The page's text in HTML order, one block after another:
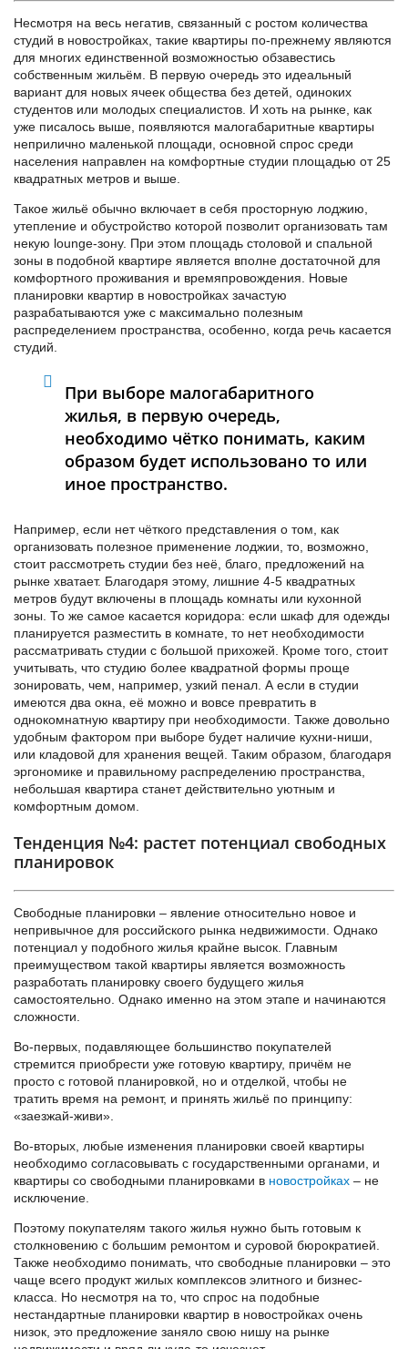
Несмотря на весь негатив, связанный с ростом количества
студий в новостройках, такие квартиры по-прежнему являются
для многих единственной возможностью обзавестись
собственным жильём. В первую очередь это идеальный
вариант для новых ячеек общества без детей, одиноких
студентов или молодых специалистов. И хоть на рынке, как
уже писалось выше, появляются малогабаритные квартиры
неприлично маленькой площади, основной спрос среди
населения направлен на комфортные студии площадью от 25
квадратных метров и выше.
Такое жильё обычно включает в себя просторную лоджию,
утепление и обустройство которой позволит организовать там
некую lounge-зону. При этом площадь столовой и спальной
зоны в подобной квартире является вполне достаточной для
комфортного проживания и времяпровождения. Новые
планировки квартир в новостройках зачастую
разрабатываются уже с максимально полезным
распределением пространства, особенно, когда речь касается
студий.
При выборе малогабаритного
жилья, в первую очередь,
необходимо чётко понимать, каким
образом будет использовано то или
иное пространство.
Например, если нет чёткого представления о том, как
организовать полезное применение лоджии, то, возможно,
стоит рассмотреть студии без неё, благо, предложений на
рынке хватает. Благодаря этому, лишние 4-5 квадратных
метров будут включены в площадь комнаты или кухонной
зоны. То же самое касается коридора: если шкаф для одежды
планируется разместить в комнате, то нет необходимости
рассматривать студии с большой прихожей. Кроме того, стоит
учитывать, что студию более квадратной формы проще
зонировать, чем, например, узкий пенал. А если в студии
имеются два окна, её можно и вовсе превратить в
однокомнатную квартиру при необходимости. Также довольно
удобным фактором при выборе будет наличие кухни-ниши,
или кладовой для хранения вещей. Таким образом, благодаря
эргономике и правильному распределению пространства,
небольшая квартира станет действительно уютным и
комфортным домом.
Тенденция №4: растет потенциал свободных
планировок
Свободные планировки – явление относительно новое и
непривычное для российского рынка недвижимости. Однако
потенциал у подобного жилья крайне высок. Главным
преимуществом такой квартиры является возможность
разработать планировку своего будущего жилья
самостоятельно. Однако именно на этом этапе и начинаются
сложности.
Во-первых, подавляющее большинство покупателей
стремится приобрести уже готовую квартиру, причём не
просто с готовой планировкой, но и отделкой, чтобы не
тратить время на ремонт, и принять жильё по принципу:
«заезжай-живи».
Во-вторых, любые изменения планировки своей квартиры
необходимо согласовывать с государственными органами, и
квартиры со свободными планировками в новостройках – не
исключение.
Поэтому покупателям такого жилья нужно быть готовым к
столкновению с большим ремонтом и суровой бюрократией.
Также необходимо понимать, что свободные планировки – это
чаще всего продукт жилых комплексов элитного и бизнес-
класса. Но несмотря на то, что спрос на подобные
нестандартные планировки квартир в новостройках очень
низок, это предложение заняло свою нишу на рынке